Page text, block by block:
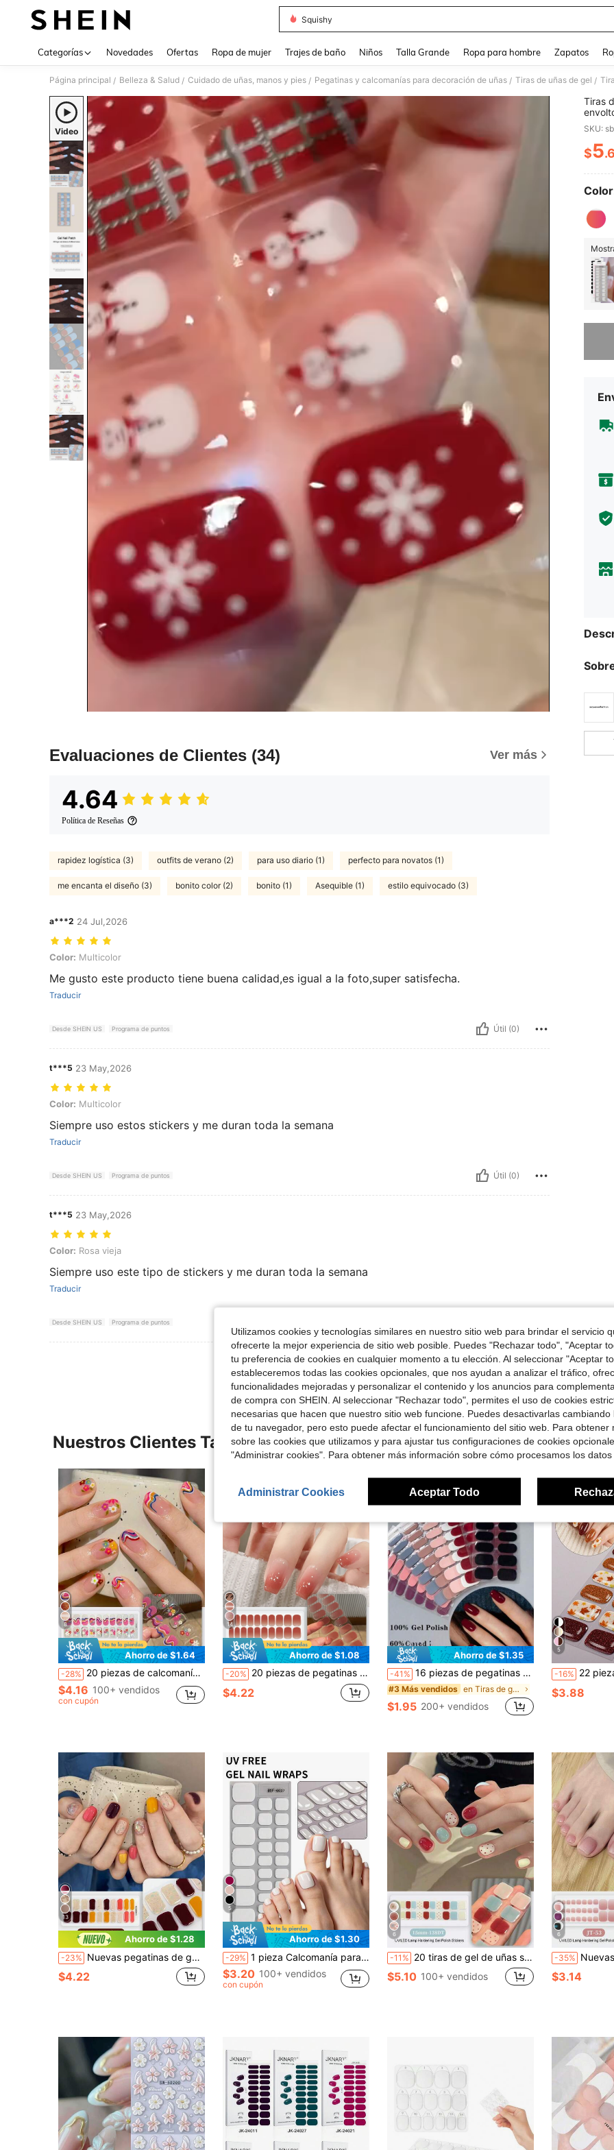
Squishy
Categorías Novedades Ofertas Ropa de mujer Trajes de baño Niños Talla Grande Ropa para hombre Zapatos
Página principal / Belleza & Salud / Cuidado de uñas, manos y pies / Pegatinas y calcomanías para decoración de uñas / Tiras de uñas de gel /
Video
Evaluaciones de Clientes (34) Ver más
4.64
Política de Reseñas
rapidez logística (3) outfits de verano (2) para uso diario (1) perfecto para novatos (1)
me encanta el diseño (3) bonito color (2) bonito (1) Asequible (1) estilo equivocado (3)
a***2 24 Jul,2026
Color: Multicolor
Color: Multicolor
Me gusto este producto tiene buena calidad,es igual a la foto,super satisfecha.
Traducir
Desde SHEIN US Programa de puntos Útil (0)
t***5 23 May,2026
Color: Multicolor
Color: Multicolor
Siempre uso estos stickers y me duran toda la semana
Traducir
Desde SHEIN US Programa de puntos Útil (0)
t***5 23 May,2026
Color: Rosa vieja
Color: Rosa vieja
Siempre uso este tipo de stickers y me duran toda la semana
Traducir
Desde SHEIN US Programa de puntos
Ver Más Reseñas
Tiras
con
SKU:
$5
Lo
Nuestros Clientes También Vieron
8
Ahorro de $1.64
-28% 20 piezas de calcomanías de uñas transparentes de base, requieren curado con lámpara UV, calidad de salón duradera, calcomanías de uñas con forma de libro rojo del mismo estilo adecuadas para las uñas de los dedos
$4.16 100+ vendidos
con cupón
14
Ahorro de $1.08
-20% 20 piezas de pegatinas de gel semi-curadas para uñas, calcomanías de uñas de calidad de salón de larga duración, fáciles de aplicar y quitar, compatibles con lámpara UV
$4.22
Ahorro de $1.35
-41% 16 piezas de pegatinas de gel de uñas semi-curadas, rojas de otoño/invierno, autoadhesivas para cubrir toda la uña, compatibles con todas las lámparas de uñas, pegatinas decorativas de uñas DIY, adecuadas para uso en salones de uñas y mujeres y niñas, calidad de salón, fácil de aplicar, ideal para manicura casera DIY de mujeres
#3 Más vendidos en Tiras de gel para uñas
$1.95 200+ vendidos
5
-16% 22 piezas de envolturas de uñas de gel sin UV con
$3.88
13
Ahorro de $1.28
-23% Nuevas pegatinas de gel semi-curado para uñas de los pies de verano, diseño brillante con purpurina, en stock al por mayor, resistentes al agua y de larga duración
$4.22
5
Ahorro de $1.30
-29% 1 pieza Calcomanía para uñas de los pies blanca, no se necesita curado UV, calcomanía de arte de uñas de los pies de estilo minimalista clásico, autoadhesiva fácil de aplicar, adecuada para mujeres y niñas DIY
$3.20 100+ vendidos
con cupón
6
-11% 20 tiras de gel de uñas semi-curadas, calidad de salón, de larga duración, fáciles de aplicar y retirar, requieren curado con lámpara UV
$5.10 100+ vendidos
6
-35% Nuevas calcomanías de uñas de gel semi-
$3.14
Utilizamos cookies y tecnologías similares en nuestro sitio web para brindar el servicio
ofrecerte la mejor experiencia de sitio web posible. Puedes "Rechazar todo", "Aceptar
tu preferencia de cookies en cualquier momento a tu elección. Al seleccionar "Aceptar
estableceremos todas las cookies opcionales, que nos ayudan a analizar el tráfico,
funcionalidades mejoradas y personalizar el contenido y los anuncios para
de compra con SHEIN. Al seleccionar "Rechazar todo", permites el uso de cookies
necesarias que hacen que nuestro sitio web funcione. Puedes desactivarlas cambiando
de tu navegador, pero esto puede afectar el funcionamiento del sitio web. Para obtener
sobre las cookies que utilizamos y para ajustar tus configuraciones de cookies
"Administrar cookies". Para obtener más información sobre cómo procesamos los datos
Administrar Cookies Aceptar Todo